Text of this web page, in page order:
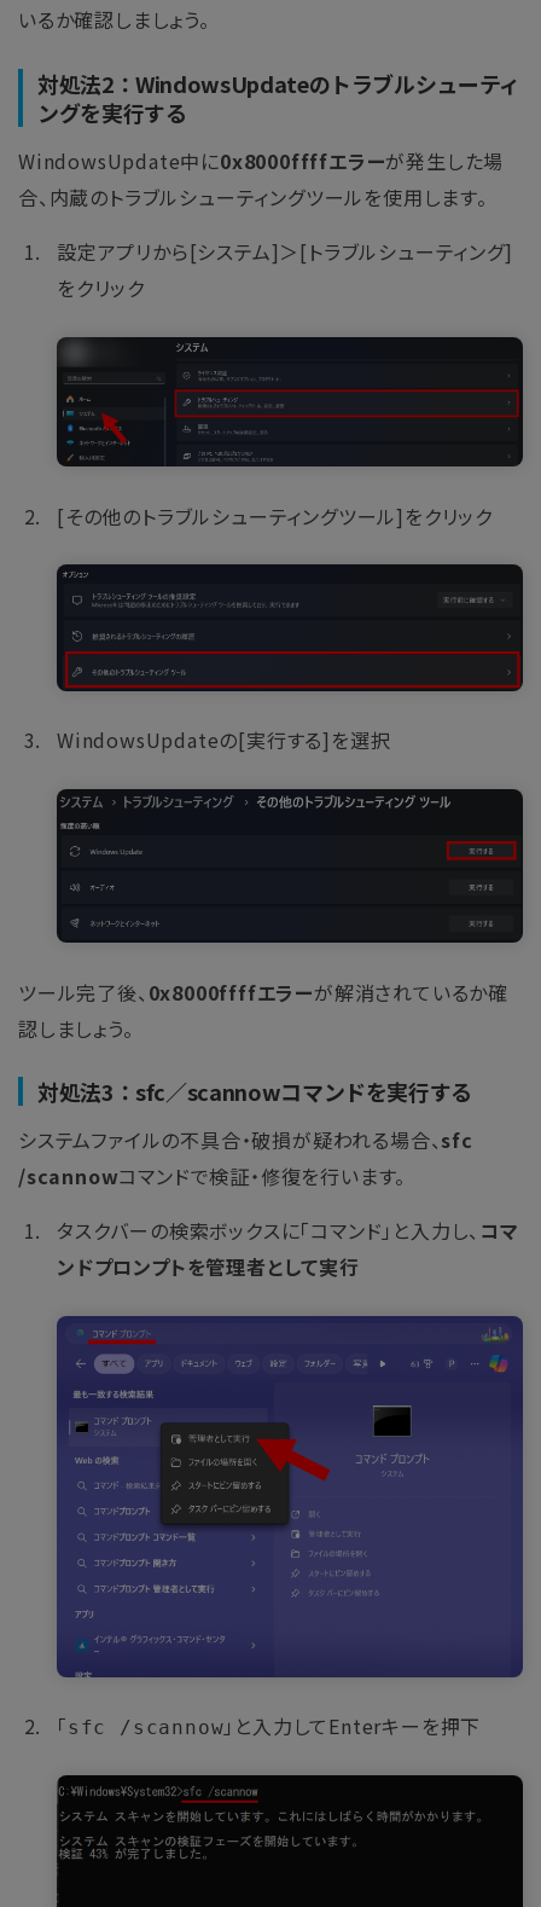
いるか確認しましょう。
対処法2：WindowsUpdateのトラブルシューティ
ングを実行する
WindowsUpdate中に0x8000ffffエラーが発生した場
合、内蔵のトラブルシューティングツールを使用します。
設定アプリから[システム]＞[トラブルシューティング]
をクリック
[その他のトラブルシューティングツール]をクリック
WindowsUpdateの[実行する]を選択
ツール完了後、 0x8000ffffエラーが解消されているか確
認しましょう。
対処法3：sfc／scannowコマンドを実行する
システムファイルの不具合・破損が疑われる場合、sfc
/scannowコマンドで検証・修復を行います。
タスクバーの検索ボックスに「コマンド」と入力し、 コマ
ンドプロンプトを管理者として実行
「sfc /scannow 」と入力してEnterキーを押下